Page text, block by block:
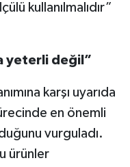
kullanılmalıdır”
yeterli değil”
karşı uyarıda
en önemli
vurguladı.
ürünler